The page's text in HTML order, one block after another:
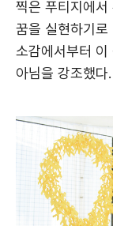
찍은 푸티지에
꿈을 실현하기
소감에서부터 이
아님을 강조했다.